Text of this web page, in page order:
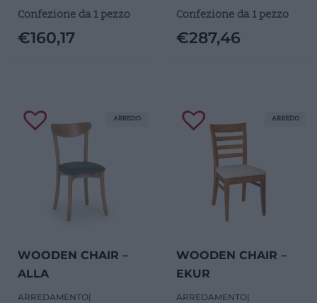
Confezione da 1 pezzo
€160,17
Confezione da 1 pezzo
€287,46
WOODEN CHAIR –
ALLA
ARREDAMENTO|
ARREDO
WOODEN CHAIR –
EKUR
ARREDAMENTO|
ARREDO